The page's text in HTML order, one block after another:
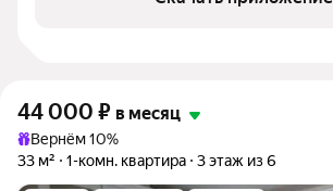
44 000 ₽ в месяц
Вернём 10%
33 м²
1-комн. квартира 3 этаж из 6